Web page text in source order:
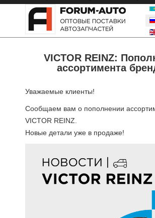
VICTOR REINZ:
ассортимента
Уважаемые клиенты!
Сообщаем вам о пополнении
VICTOR REINZ.
Новые детали уже в продаже!